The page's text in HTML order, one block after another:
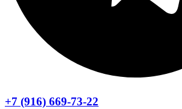
+7 (916) 669-73-22